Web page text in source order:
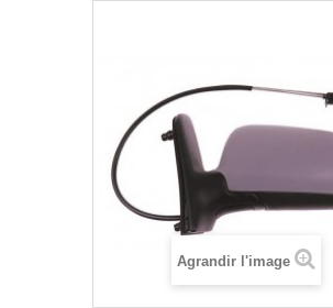
Agrandir l'image